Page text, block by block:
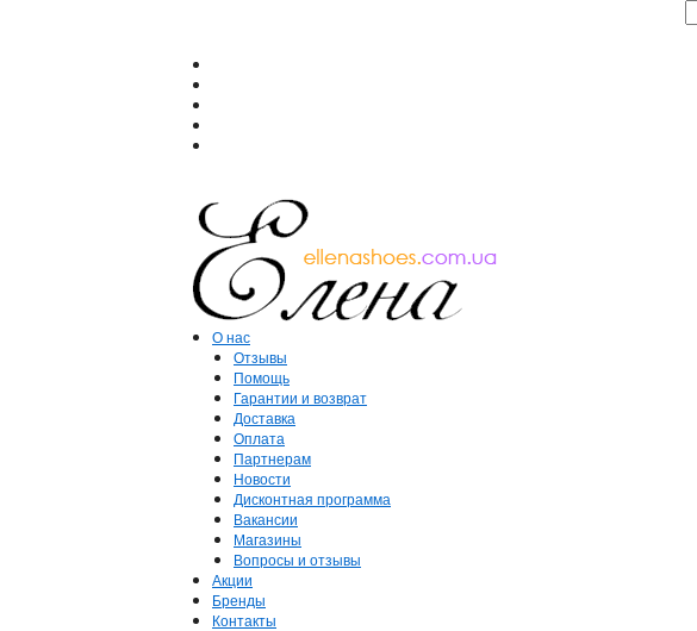
О нас
Отзывы
Помощь
Гарантии и возврат
Доставка
Оплата
Партнерам
Новости
Дисконтная программа
Вакансии
Магазины
Вопросы и отзывы
Акции
Бренды
Контакты